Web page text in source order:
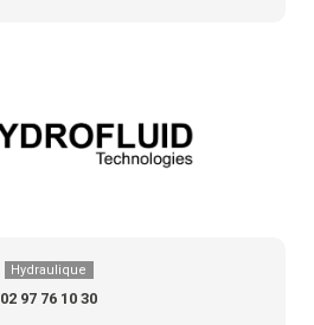
Hydraulique
02 97 76 10 30